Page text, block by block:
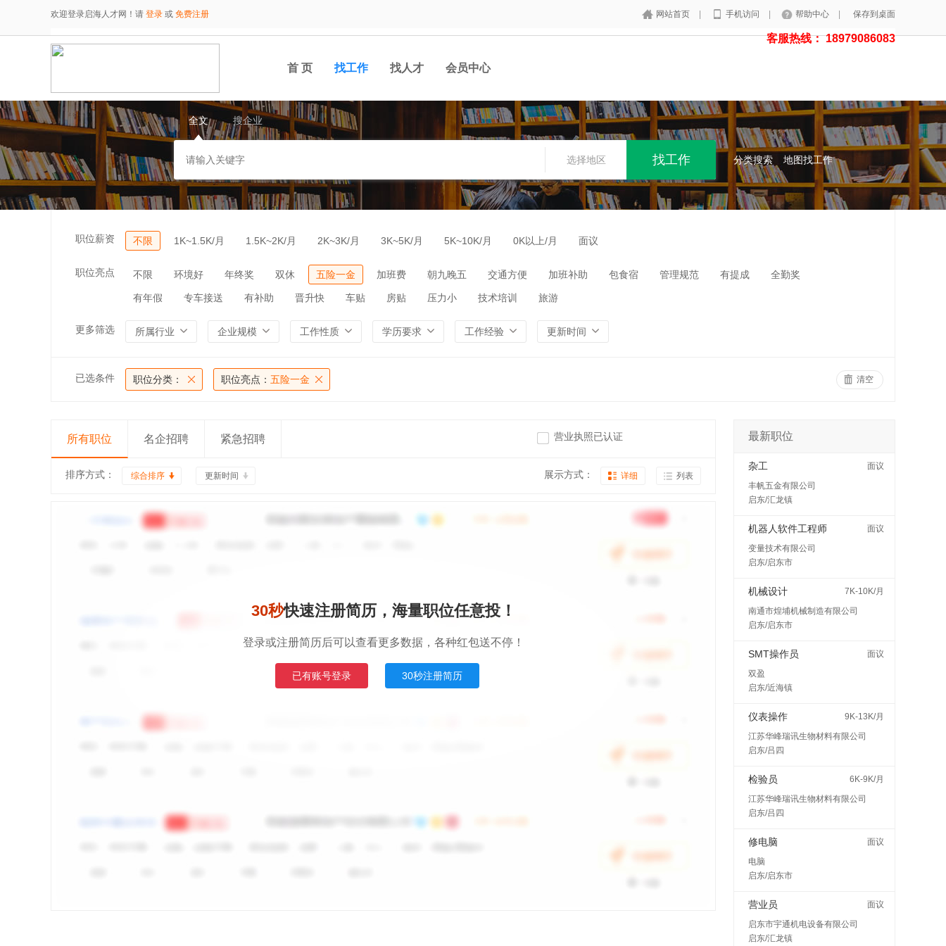
欢迎登录启海人才网！请 登录 或 免费注册 网站首页 手机访问 帮助中心 保存到桌面
客服热线： 18979086083
首 页 找工作 找人才 会员中心
全文 搜企业
选择地区 分类搜索 地图找工作
职位薪资 不限 1K~1.5K/月 1.5K~2K/月 2K~3K/月 3K~5K/月 5K~10K/月 0K以上/月 面议
职位亮点 不限 环境好 年终奖 双休 五险一金 加班费 朝九晚五 交通方便 加班补助 包食宿 管理规范 有提成 全勤奖
有年假 专车接送 有补助 晋升快 车贴 房贴 压力小 技术培训 旅游
更多筛选 所属行业 企业规模 工作性质 学历要求 工作经验 更新时间
已选条件 职位分类： 职位亮点： 五险一金 清空
所有职位 名企招聘 紧急招聘 营业执照已认证
排序方式： 综合排序 更新时间 展示方式： 详细 列表
30秒快速注册简历，海量职位任意投！
登录或注册简历后可以查看更多数据，各种红包送不停！
已有账号登录 30秒注册简历
最新职位
杂工
面议
丰帆五金有限公司
启东/汇龙镇
机器人软件工程师
面议
变量技术有限公司
启东/启东市
机械设计
7K-10K/月
南通市煌埔机械制造有限公司
启东/启东市
SMT操作员
面议
双盈
启东/近海镇
仪表操作
9K-13K/月
江苏华峰瑞讯生物材料有限公司
启东/吕四
检验员
6K-9K/月
江苏华峰瑞讯生物材料有限公司
启东/吕四
修电脑
面议
电脑
启东/启东市
营业员
面议
启东市宇通机电设备有限公司
启东/汇龙镇